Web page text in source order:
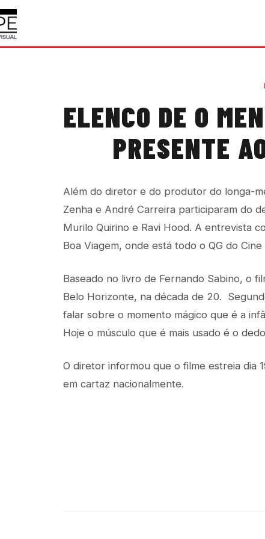
ELENCO DE O
PRESENTE
Além do diretor e do produtor do longa-
Zenha e André Carreira participaram do
Murilo Quirino e Ravi Hood. A entrevista
Boa Viagem, onde está todo o QG do Cine
Baseado no livro de Fernando Sabino, o
Belo Horizonte, na década de 20.
falar sobre o momento mágico que é a
Hoje o músculo que é mais usado é o
O diretor informou que o filme estreia dia
em cartaz nacionalmente.